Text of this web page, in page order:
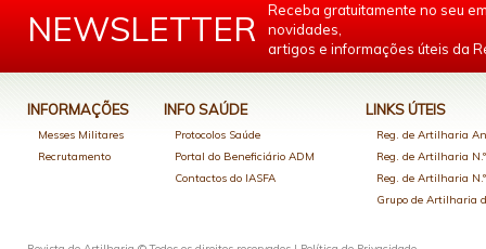
NEWSLETTER
Receba gratuitamente no seu
novidades,
artigos e informações úteis da
INFORMAÇÕES
Messes Militares
Recrutamento
INFO SAÚDE
Protocolos Saúde
Portal do Beneficiário ADM
Contactos do IASFA
LINKS ÚTEIS
Reg. de Artilharia
Reg. de Artilharia
Reg. de Artilharia
Grupo de Artilharia